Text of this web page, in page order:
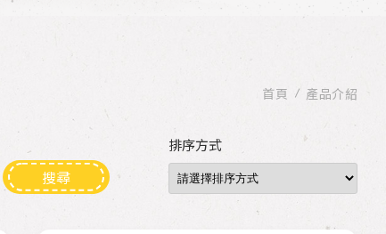
首頁 產品介紹
搜尋
排序方式